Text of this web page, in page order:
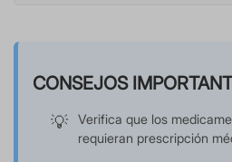
CONSEJOS
Verifica que los
requieran prescripción